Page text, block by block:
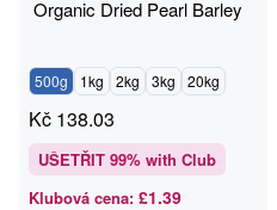
Organic Dried Pearl Barley
500g 1kg 2kg 3kg 20kg
Kč 138.03
UŠETŘIT 99% with Club
Klubová cena: £1.39